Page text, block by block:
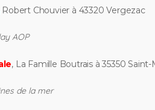
Robert Chouvier à 43320 Vergezac
AOP
, La Famille Boutrais à35350
de la mer